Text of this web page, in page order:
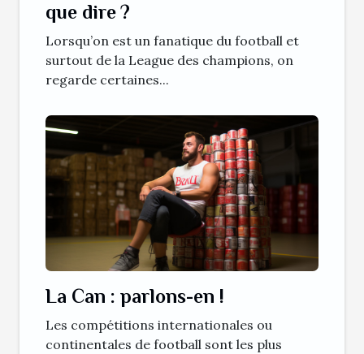
que dire ?
Lorsqu’on est un fanatique du football et
surtout de la League des champions, on
regarde certaines...
La Can : parlons-en !
Les compétitions internationales ou
continentales de football sont les plus